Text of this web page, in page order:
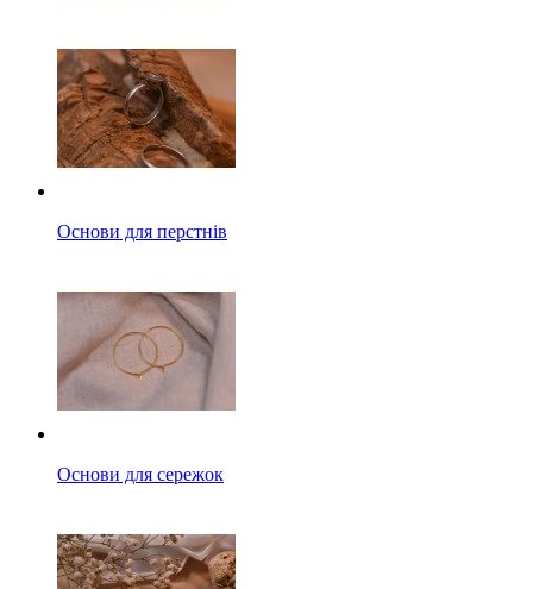
Основи для перстнів
Основи для сережок